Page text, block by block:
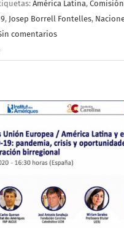
América Latina,
, Josep Borrell Fontelles,
comentarios